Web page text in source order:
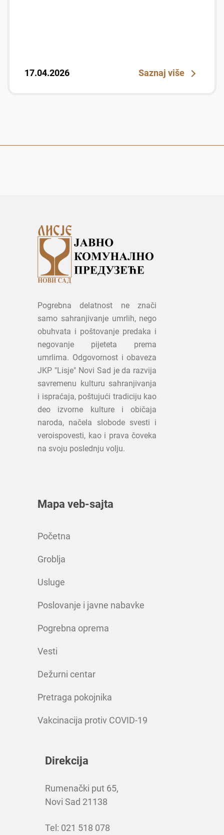
17.04.2026 Saznaj više
Pogrebna delatnost ne znači
samo sahranjivanje umrlih, nego
obuhvata i poštovanje predaka i
negovanje pijeteta prema
umrlima. Odgovornost i obaveza
JKP "Lisje" Novi Sad je da razvija
savremenu kulturu sahranjivanja
i ispraćaja, poštujući tradiciju kao
deo izvorne kulture i običaja
naroda, načela slobode svesti i
veroispovesti, kao i prava čoveka
na svoju poslednju volju.
Mapa veb-sajta
Početna
Groblja
Usluge
Poslovanje i javne nabavke
Pogrebna oprema
Vesti
Dežurni centar
Pretraga pokojnika
Vakcinacija protiv COVID-19
Direkcija
Rumenački put 65,
Novi Sad 21138
Tel: 021 518 078